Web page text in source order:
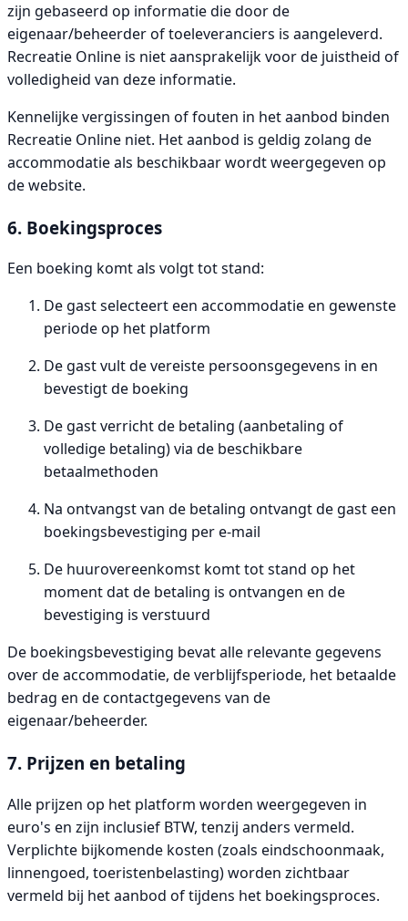
zijn gebaseerd op informatie die door de
eigenaar/beheerder of toeleveranciers is aangeleverd.
Recreatie Online is niet aansprakelijk voor de juistheid of
volledigheid van deze informatie.
Kennelijke vergissingen of fouten in het aanbod binden
Recreatie Online niet. Het aanbod is geldig zolang de
accommodatie als beschikbaar wordt weergegeven op
de website.
6. Boekingsproces
Een boeking komt als volgt tot stand:
De gast selecteert een accommodatie en gewenste
periode op het platform
De gast vult de vereiste persoonsgegevens in en
bevestigt de boeking
De gast verricht de betaling (aanbetaling of
volledige betaling) via de beschikbare
betaalmethoden
Na ontvangst van de betaling ontvangt de gast een
boekingsbevestiging per e-mail
De huurovereenkomst komt tot stand op het
moment dat de betaling is ontvangen en de
bevestiging is verstuurd
De boekingsbevestiging bevat alle relevante gegevens
over de accommodatie, de verblijfsperiode, het betaalde
bedrag en de contactgegevens van de
eigenaar/beheerder.
7. Prijzen en betaling
Alle prijzen op het platform worden weergegeven in
euro's en zijn inclusief BTW, tenzij anders vermeld.
Verplichte bijkomende kosten (zoals eindschoonmaak,
linnengoed, toeristenbelasting) worden zichtbaar
vermeld bij het aanbod of tijdens het boekingsproces.